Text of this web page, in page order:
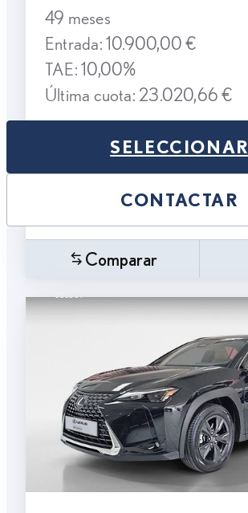
49 meses
Entrada: 10.900,00 €
TAE: 10,00%
Última cuota: 23.020,66 €
SELECCIONAR
CONTACTAR
Comparar